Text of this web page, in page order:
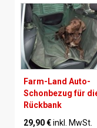
Farm-Land Auto-
Schonbezug für
Rückbank
29,90 €inkl. MwSt.